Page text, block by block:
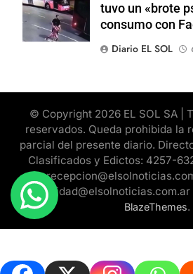
tuvo un «brote
consumo con
Diario EL SOL
© Copyright 2026 EL SOL SA |
reservados. Queda prohibida la
parcial del presente diario.
Clasificados y Edictos: 4257-
BlazeThemes.